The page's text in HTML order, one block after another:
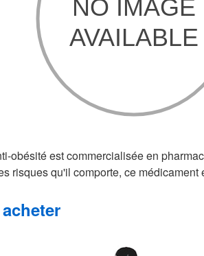
obésité est commercialisée en
risques qu'il comporte, ce